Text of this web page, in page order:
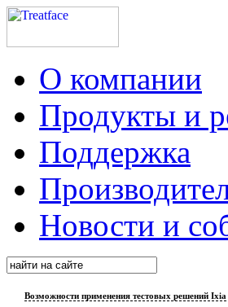
О компании
Продукты и
Поддержка
Новости и
Возможности применения тестовых решений Ixia